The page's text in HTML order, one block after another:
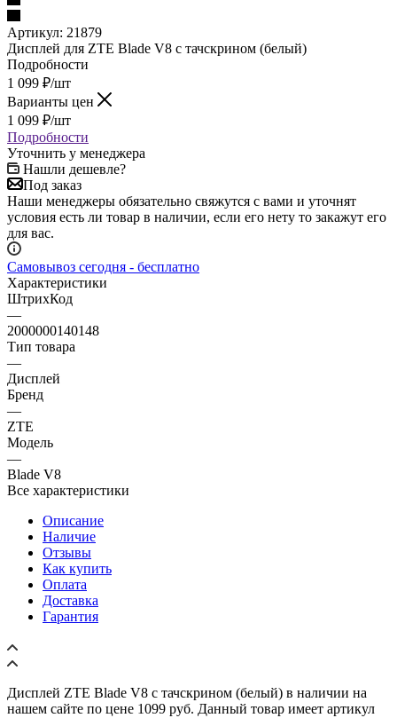
Артикул:
Дисплей для ZTE Blade V8 с тачскрином (белый)
Подробности
1 099₽/шт
Варианты цен
1 099₽/шт
Подробности
Уточнить у менеджера
Нашли дешевле?
Под заказ
Наши менеджеры обязательно свяжутся с вами и уточнят
условия есть ли товар в наличии, если его нету то закажут его
для вас.
Самовывоз сегодня - бесплатно
Характеристики
ШтрихКод
—
2000000140148
Тип товара
—
Дисплей
Бренд
—
ZTE
Модель
—
Blade V8
Все характеристики
Наличие
Отзывы
Как купить
Оплата
Доставка
Гарантия
нашем сайте по цене 1099 руб. Данный товар имеет артикул
21879, по которому Вы легко сможете его найти по поиску в